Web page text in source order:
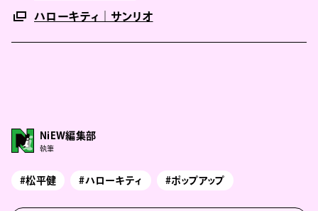
ハローキティ｜サンリオ
NiEW編集部
執筆
#松平健 #ハローキティ #ポップアップ